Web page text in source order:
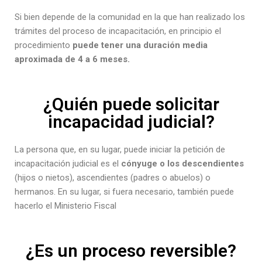
Si bien depende de la comunidad en la que han realizado los
trámites del proceso de incapacitación, en principio el
procedimiento puede tener una duración media
aproximada de 4 a 6 meses.
¿Quién puede solicitar
incapacidad judicial?
La persona que, en su lugar, puede iniciar la petición de
incapacitación judicial es el cónyuge o los descendientes
(hijos o nietos), ascendientes (padres o abuelos) o
hermanos. En su lugar, si fuera necesario, también puede
hacerlo el Ministerio Fiscal
¿Es un proceso reversible?